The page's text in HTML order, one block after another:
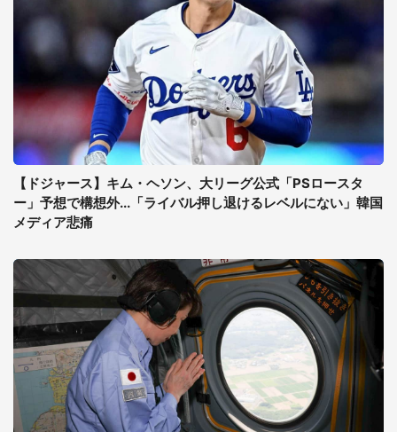
【ドジャース】キム・ヘソン、大リーグ公式「PSロースタ
ー」予想で構想外...「ライバル押し退けるレベルにない」韓国
メディア悲痛